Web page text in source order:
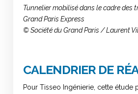
Tunnelier mobilisé dans le cadre des
Grand Paris Express
© Société du Grand Paris / Laurent
CALENDRIER DE
Pour Tisseo Ingénierie, cette étude